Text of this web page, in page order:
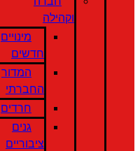
וקהילה
מינויים
חדשים
המדור
החברתי
חרדים
גנים
ציבוריים